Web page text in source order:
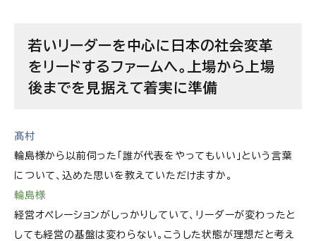
若いリーダーを中心に日本の社会変革
をリードするファームへ。上場から上場
後までを見据えて着実に準備
髙村
輪島様から以前伺った「誰が代表をやってもいい」という言葉
について、込めた思いを教えていただけますか。
輪島様
経営オペレーションがしっかりしていて、リーダーが変わったと
しても経営の基盤は変わらない。こうした状態が理想だと考え